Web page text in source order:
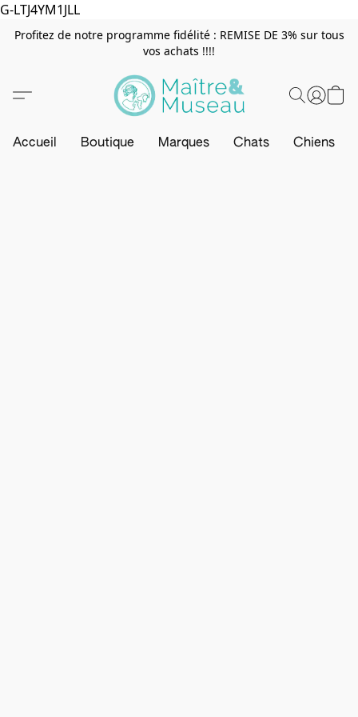
G-LTJ4YM1JLL
Profitez de notre programme fidélité : REMISE DE 3% sur tous
vos achats !!!!
Accueil Boutique Marques Chats Chiens